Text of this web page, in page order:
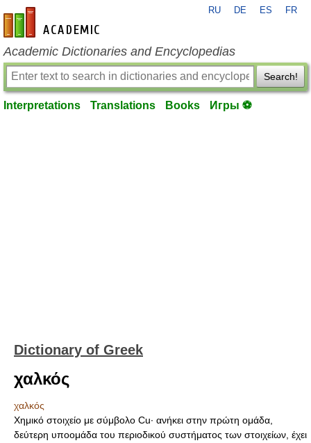
en-academic.com
RU DE ES FR
Academic Dictionaries and Encyclopedias
Search!
Interpretations Translations Books Игры ⚽
Dictionary of Greek
χαλκός
χαλκός
Χημικό στοιχείο με σύμβολο Cu· ανήκει στην πρώτη ομάδα,
δεύτερη υποομάδα του περιοδικού συστήματος των στοιχείων, έχει